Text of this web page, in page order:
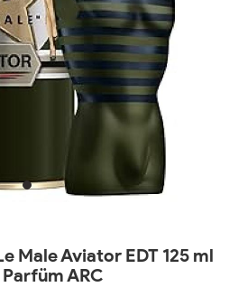
Male Aviator EDT 125 ml
ARC